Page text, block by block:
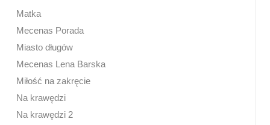
Matka
Mecenas Porada
Miasto długów
Mecenas Lena Barska
Miłość na zakręcie
Na krawędzi
Na krawędzi 2